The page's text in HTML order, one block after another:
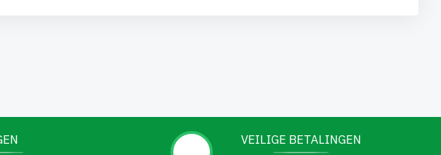
VEILIGE BETALINGEN